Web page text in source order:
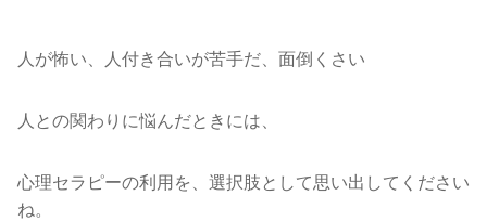
人が怖い、人付き合いが苦手だ、面倒くさい
人との関わりに悩んだときには、
心理セラピーの利用を、選択肢として思い出してください
ね。